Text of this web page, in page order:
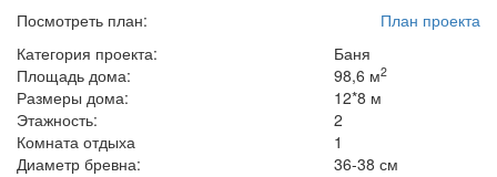
План проекта
Посмотреть план:
Категория проекта:
Баня
Площадь дома:
98,6 м2
Размеры дома:
12*8 м
Этажность:
2
Комната отдыха
1
Диаметр бревна:
36-38 см